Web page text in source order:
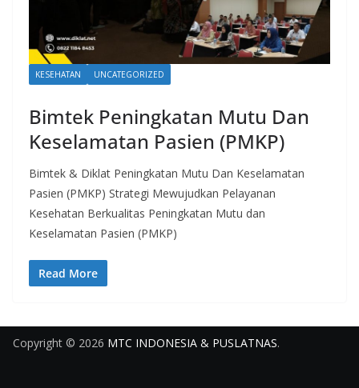
KESEHATAN UNCATEGORIZED
Bimtek Peningkatan Mutu Dan
Keselamatan Pasien (PMKP)
Bimtek & Diklat Peningkatan Mutu Dan Keselamatan
Pasien (PMKP) Strategi Mewujudkan Pelayanan
Kesehatan Berkualitas Peningkatan Mutu dan
Keselamatan Pasien (PMKP)
Read More
Copyright © 2026 MTC INDONESIA & PUSLATNAS.